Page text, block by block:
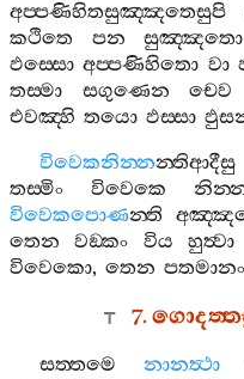
අප‍්පණිහිතසුඤ‍්ඤතෙසුපි
කථිතෙ
පන සුඤ‍්ඤතො
ඵස‍්සො අප‍්පණිහිතො වා
තස‍්මා
සගුණෙන චෙව
එවඤ‍්හි තයො ඵස‍්සා
විවෙකනින‍්නන‍්තිආදීසු
තස‍්මිං
විවෙකෙ
විවෙකපොණන‍්ති
තෙන
වඞ‍්කං විය හුත්‍වා
විවෙකො, තෙන පතමානං
7.
සත‍්තමෙ නානත්‍ථා